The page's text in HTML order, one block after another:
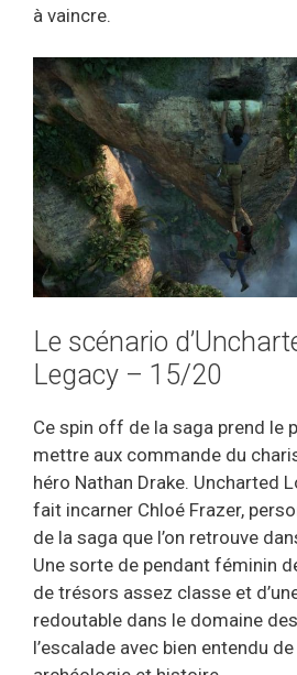
à vaincre.
Le scénario
Legacy – 15/20
Ce spin off de la saga prend le
mettre aux commande du
héro Nathan Drake. Uncharted
fait incarner Chloé Frazer,
de la saga que l’on retrouve
Une sorte de pendant féminin
de trésors assez classe et
redoutable dans le domaine
l’escalade avec bien entendu